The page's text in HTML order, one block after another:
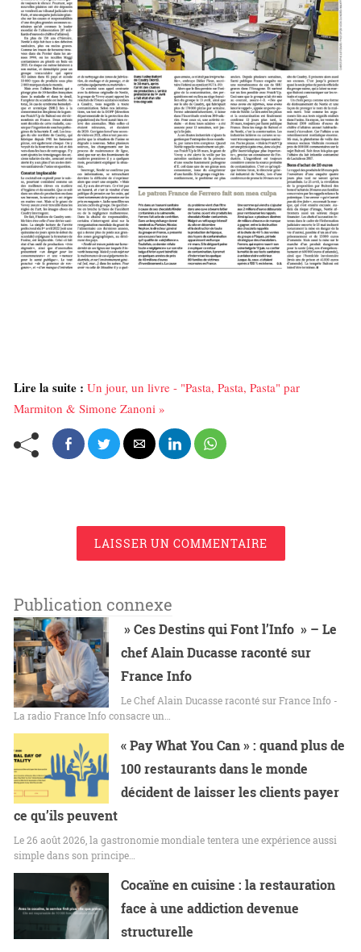
Lire la suite : Un jour, un livre - "Pasta, Pasta, Pasta" par
Marmiton & Simone Zanoni »
LAISSER UN COMMENTAIRE
Publication connexe
» Ces Destins qui Font l’Info » – Le
chef Alain Ducasse raconté sur
France Info
Le Chef Alain Ducasse raconté sur France Info -
La radio France Info consacre un…
« Pay What You Can » : quand plus de
100 restaurants dans le monde
décident de laisser les clients payer
ce qu’ils peuvent
Le 26 août 2026, la gastronomie mondiale tentera une expérience aussi
simple dans son principe…
Cocaïne en cuisine : la restauration
face à une addiction devenue
structurelle